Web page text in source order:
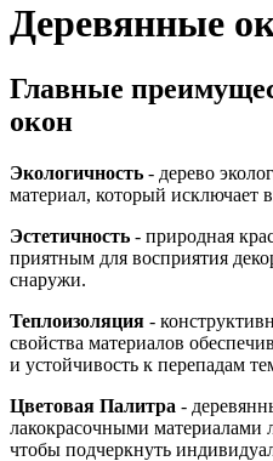
Деревянные
Главные
окон
Экологичность - дерево
материал, который исключает
Эстетичность - природная
приятным для восприятия
снаружи.
Теплоизоляция -
свойства материалов
и устойчивость к перепадам
Цветовая Палитра -
лакокрасочными материалами
чтобы подчеркнуть